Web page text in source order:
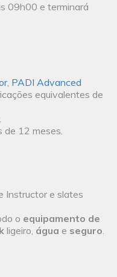
09h00 e terminará
, PADI Advanced
equivalentes de
de 12 meses.
Instructor e slates
o equipamento de
ligeiro, água e seguro.